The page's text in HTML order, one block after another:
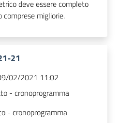
deve essere completo
migliorie.
21
02/2021 11:02
- cronoprogramma
- cronoprogramma